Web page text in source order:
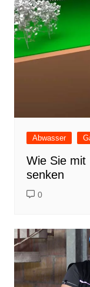
Abwasser
Wie Sie mit
senken
0